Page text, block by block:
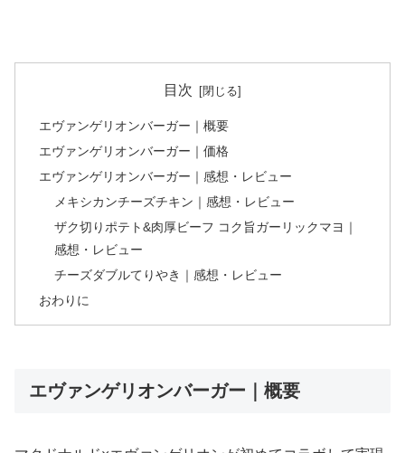
目次
エヴァンゲリオンバーガー｜概要
エヴァンゲリオンバーガー｜価格
エヴァンゲリオンバーガー｜感想・レビュー
メキシカンチーズチキン｜感想・レビュー
ザク切りポテト&肉厚ビーフ コク旨ガーリックマヨ｜
感想・レビュー
チーズダブルてりやき｜感想・レビュー
おわりに
エヴァンゲリオンバーガー｜概要